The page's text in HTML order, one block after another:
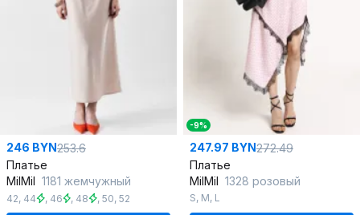
246 BYN253.6
Платье
MilMil 1181 жемчужный
42, 44 , 46 , 48 , 50, 52
-9%
247.97 BYN272.49
Платье
MilMil 1328 розовый
S, M, L